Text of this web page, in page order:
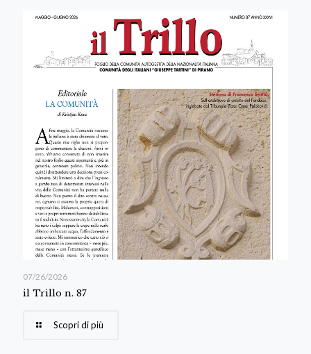
07/26/2026
il Trillo n. 87
Scopri di più